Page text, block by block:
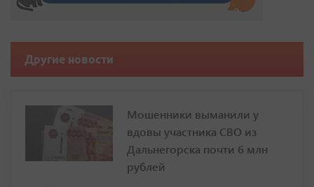
Другие новости
Мошенники выманили у
вдовы участника СВО из
Дальнегорска почти 6 млн
рублей